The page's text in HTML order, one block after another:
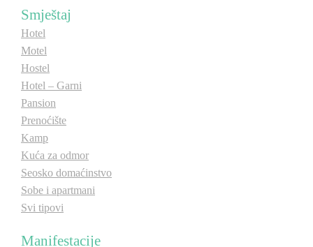
Smještaj
Hotel
Motel
Hostel
Hotel – Garni
Pansion
Prenoćište
Kamp
Kuća za odmor
Seosko domaćinstvo
Sobe i apartmani
Svi tipovi
Manifestacije